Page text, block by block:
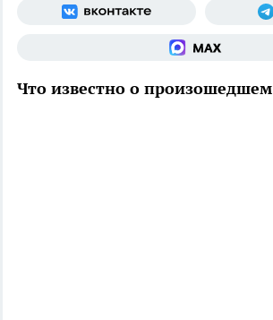
Что известно о произошедшем